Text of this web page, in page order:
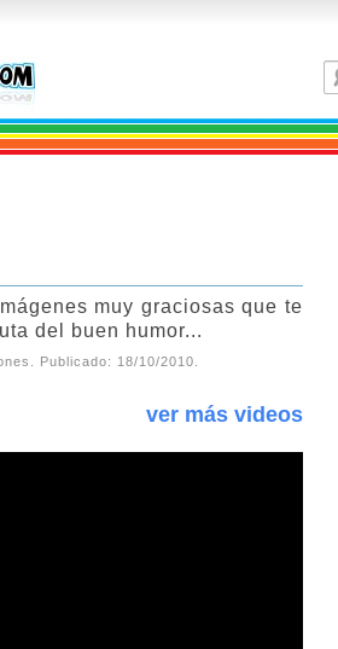
muy graciosas que te
del buen humor...
Publicado: 18/10/2010
ver más videos